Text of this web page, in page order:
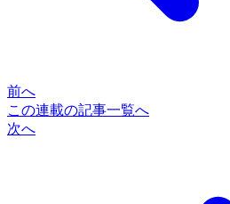
前へ
この連載の記事一覧へ
次へ